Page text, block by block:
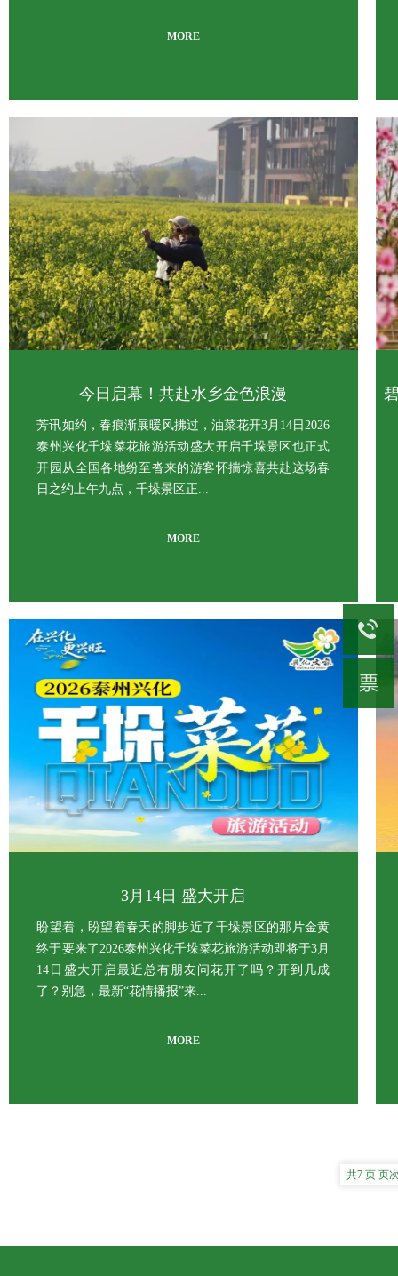
MORE
今日启幕！共赴水乡金色浪漫
芳讯如约，春痕渐展暖风拂过，油菜花开3月14日2026
泰州兴化千垛菜花旅游活动盛大开启千垛景区也正式
开园从全国各地纷至沓来的游客怀揣惊喜共赴这场春
日之约上午九点，千垛景区正...
MORE
3月14日 盛大开启
盼望着，盼望着春天的脚步近了千垛景区的那片金黄
终于要来了2026泰州兴化千垛菜花旅游活动即将于3月
14日盛大开启最近总有朋友问花开了吗？开到几成
了？别急，最新“花情播报”来...
MORE
共7 页 页